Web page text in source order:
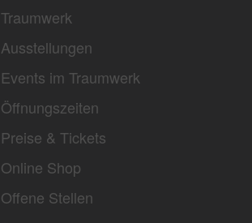
Traumwerk
Ausstellungen
Events im Traumwerk
Öffnungszeiten
Preise & Tickets
Online Shop
Offene Stellen